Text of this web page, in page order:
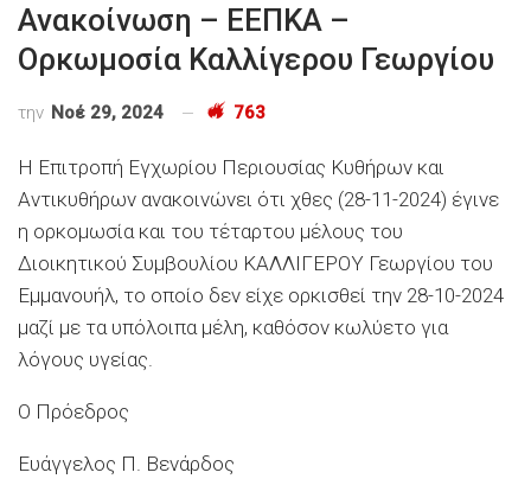
Ανακοίνωση – ΕΕΠΚΑ –
Ορκωμοσία Καλλίγερου Γεωργίου
την Νοέ 29, 2024 763
Η Επιτροπή Εγχωρίου Περιουσίας Κυθήρων και
Αντικυθήρων ανακοινώνει ότι χθες (28-11-2024) έγινε
η ορκομωσία και του τέταρτου μέλους του
Διοικητικού Συμβουλίου ΚΑΛΛΙΓΕΡΟΥ Γεωργίου του
Εμμανουήλ, το οποίο δεν είχε ορκισθεί την 28-10-2024
μαζί με τα υπόλοιπα μέλη, καθόσον κωλύετο για
λόγους υγείας.
Ο Πρόεδρος
Ευάγγελος Π. Βενάρδος